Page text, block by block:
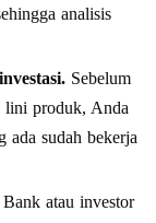
analisis
Sebelum
lini produk, Anda
ada sudah bekerja
Bank atau investor